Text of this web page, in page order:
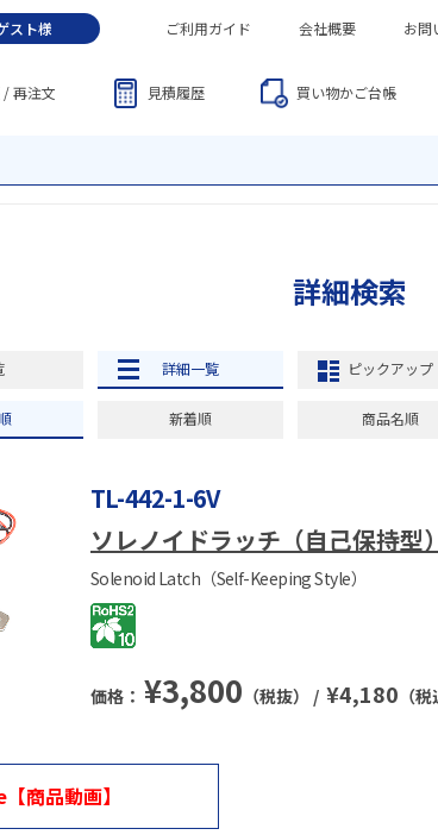
スト様 ご利用ガイド 会社概要 お問
/ 再注文 見積履歴 買い物かご台帳
詳細検索
詳細一覧 ピックアップ
新着順 商品名順
TL-442-1-6V
ソレノイドラッチ（自己保持型
Solenoid Latch（Self-Keeping Style）
価格： ¥3,800 （税抜） / ¥4,180 （
商品動画】